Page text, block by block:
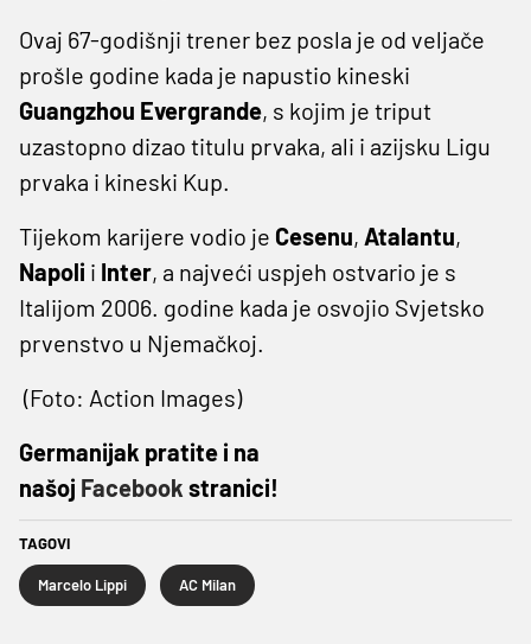
Ovaj 67-godišnji trener bez posla je od veljače
prošle godine kada je napustio kineski
Guangzhou Evergrande, s kojim je triput
uzastopno dizao titulu prvaka, ali i azijsku Ligu
prvaka i kineski Kup.
Tijekom karijere vodio je Cesenu, Atalantu,
Napoli i Inter, a najveći uspjeh ostvario je s
Italijom 2006. godine kada je osvojio Svjetsko
prvenstvo u Njemačkoj.
(Foto: Action Images)
Germanijak pratite i na
našoj Facebook stranici!
TAGOVI
Marcelo Lippi AC Milan